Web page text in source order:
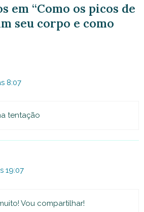
em “Como os picos de
seu corpo e como
8:07
tentação
19:07
Vou compartilhar!